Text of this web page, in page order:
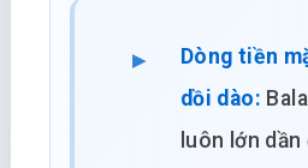
Dòng tiền
dồi dào:
luôn lớn